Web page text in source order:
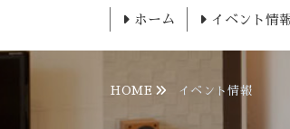
ホーム イベント情
HOME イベント情報